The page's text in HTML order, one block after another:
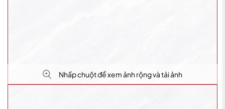
Nhấp chuột để xem ảnh rộng và tải ảnh